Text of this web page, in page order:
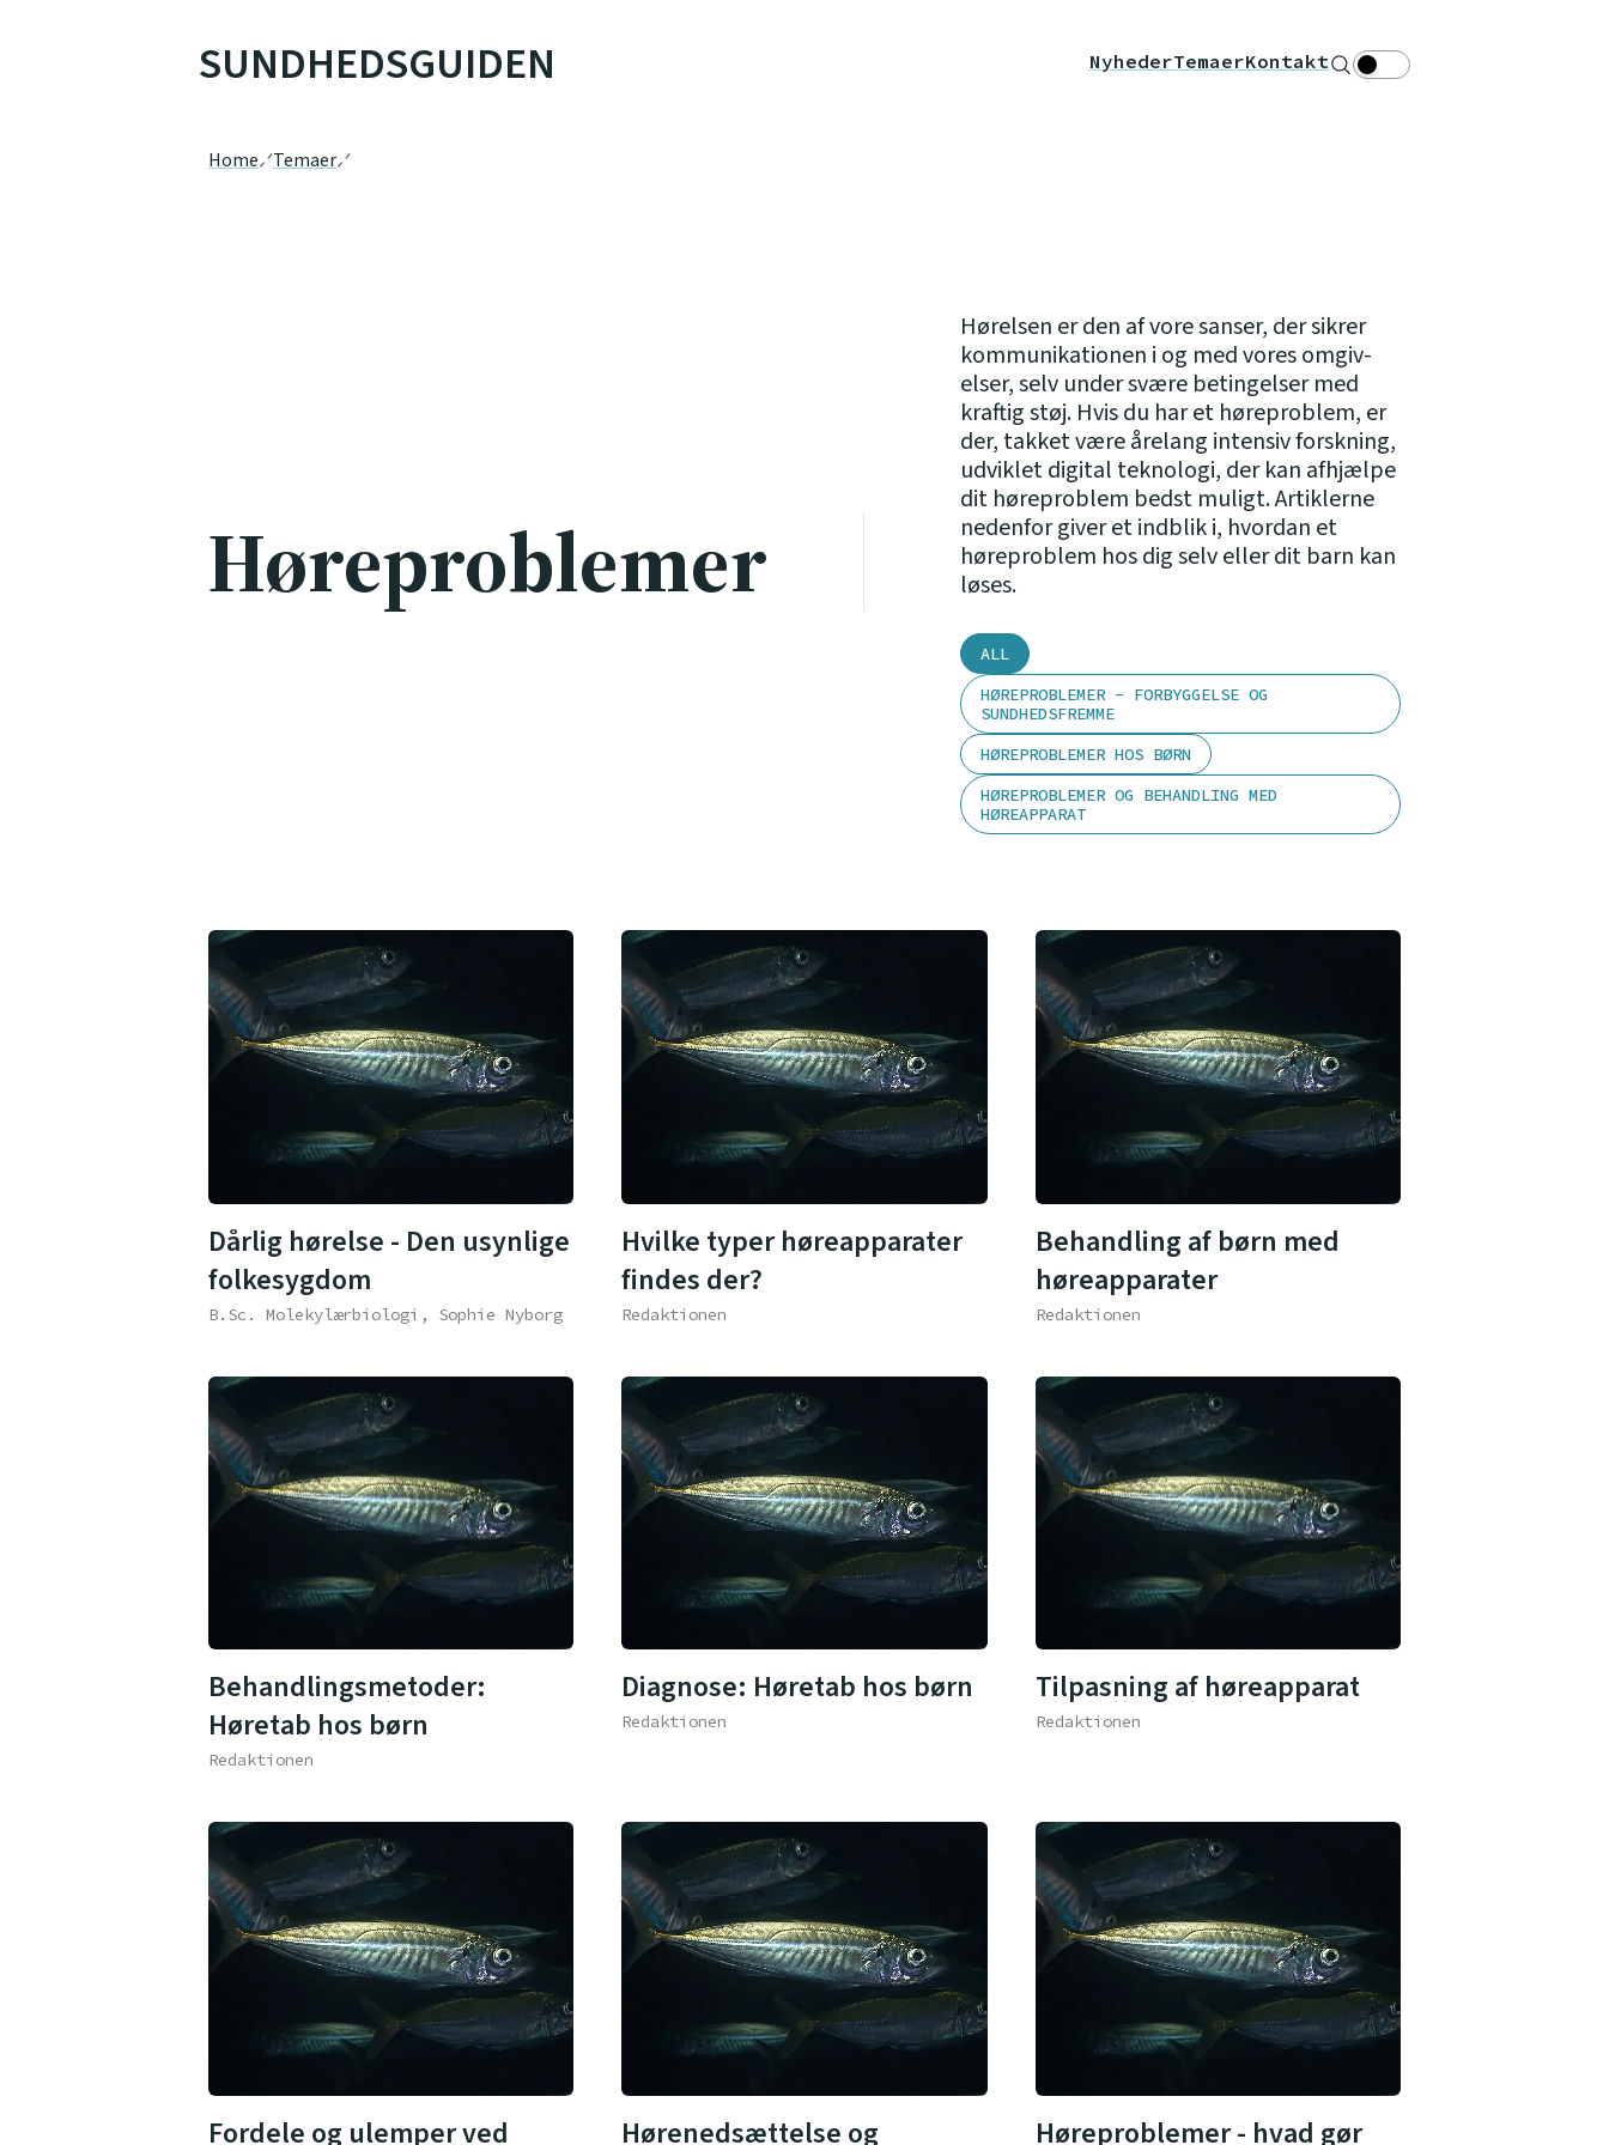
SUNDHEDSGUIDEN NyhederTemaerKontakt Søg Theme toggle
Home Temaer
Høreproblemer
Hørelsen er den af vore sanser, der sikrer
kommunikationen i og med vores omgiv-
elser, selv under svære betingelser med
kraftig støj. Hvis du har et høreproblem, er
der, takket være årelang intensiv forskning,
udviklet digital teknologi, der kan afhjælpe
dit høreproblem bedst muligt. Artiklerne
nedenfor giver et indblik i, hvordan et
høreproblem hos dig selv eller dit barn kan
løses.
ALL
HØREPROBLEMER - FORBYGGELSE OG
SUNDHEDSFREMME
HØREPROBLEMER HOS BØRN
HØREPROBLEMER OG BEHANDLING MED
HØREAPPARAT
Dårlig hørelse - Den usynlige
folkesygdom
B.Sc. Molekylærbiologi, Sophie Nyborg
Hvilke typer høreapparater
findes der?
Redaktionen
Behandling af børn med
høreapparater
Redaktionen
Behandlingsmetoder:
Høretab hos børn
Redaktionen
Diagnose: Høretab hos børn
Redaktionen
Tilpasning af høreapparat
Redaktionen
Fordele og ulemper ved
Hørenedsættelse og
Høreproblemer - hvad gør